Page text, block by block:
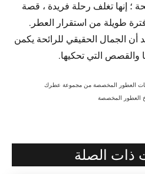
؛ إنها تغلف رحلة فريدة ، قصة
طويلة من استقرار العطر.
أن الجمال الحقيقي للرائحة يكمن
والقصص التي تحكيها.
العطور المخصصة من مجموعة عطرك
العطور المخصصة
ذات الصلة